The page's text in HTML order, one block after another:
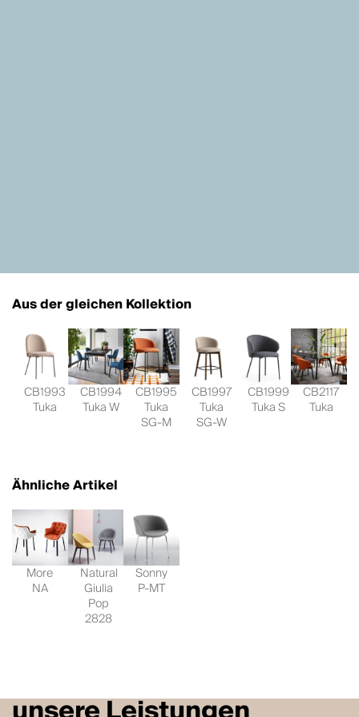
Aus der gleichen Kollektion
CB1993
Tuka
CB1994
Tuka W
CB1995
Tuka
SG-M
CB1997
Tuka
SG-W
CB1999
Tuka S
CB2117
Tuka
Ähnliche Artikel
More
NA
Natural
Giulia
Pop
2828
Sonny
P-MT